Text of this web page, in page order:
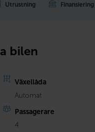
Utrustning Finansiering
bilen
Växellåda
Automat
Passagerare
4